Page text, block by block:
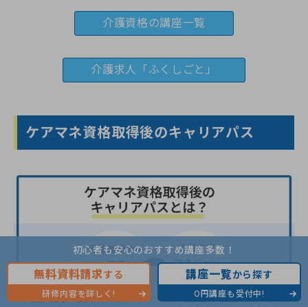
無料資料請求する 講座一覧から探す
初心者も安心のおすすめ講座多数！
無料資料請求する
研修内容を詳しく!
講座一覧から探す
0円講座も受付中!
介護資格の講座一覧
介護求人「ふくしごと」
ケアマネ資格取得後のキャリアパス